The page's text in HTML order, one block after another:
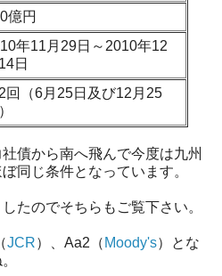
億円
年11月29日～2010年12
日
回（6月25日及び12月25
債から南へ飛んで今度は九州
同じ条件となっています。
たのでそちらもご覧下さい。
JCR）、Aa2（ Moody's）とな